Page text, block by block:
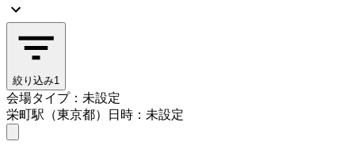
絞り込み1
会場タイプ：未設定
栄町駅（東京都）
日時：未設定